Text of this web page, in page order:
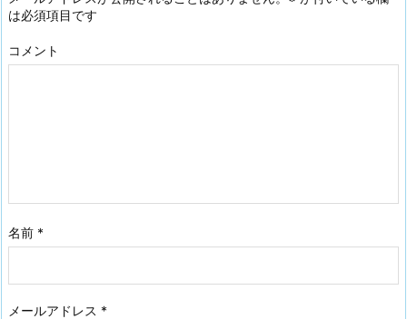
は必須項目です
コメント
名前 *
メールアドレス *